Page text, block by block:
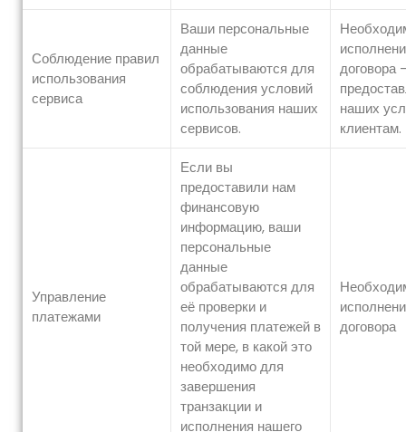
Соблюдение правил
использования
сервиса
Ваши персональные
данные
обрабатываются для
соблюдения условий
использования наших
сервисов.
договора
наших
клиентам.
Управление
платежами
Если вы
предоставили нам
финансовую
информацию, ваши
персональные
данные
обрабатываются для
её проверки и
получения платежей в
той мере, в какой это
необходимо для
завершения
транзакции и
исполнения нашего
договора